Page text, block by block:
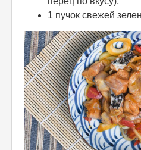
1 пучок свежей